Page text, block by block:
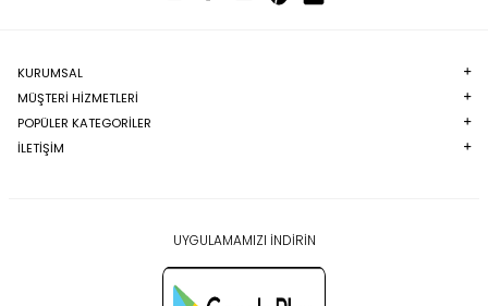
KURUMSAL
MÜŞTERI HIZMETLERI
POPÜLER KATEGORILER
İLETİŞİM
UYGULAMAMIZI İNDİRİN